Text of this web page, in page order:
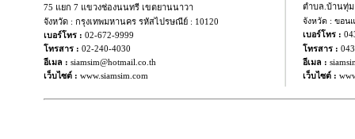
75 แยก 7 แขวงช่องนนทรี เขตยานนาวา
จังหวัด : กรุงเทพมหานคร รหัสไปรษณีย์ : 10120
เบอร์โทร : 02-672-9999
โทรสาร : 02-240-4030
อีเมล : siamsim@hotmail.co.th
เว็บไซต์ : www.siamsim.com
ตำบล.บ้านทุ่
จังหวัด : ขอน
เบอร์โทร :
โทรสาร :
อีเมล :
เว็บไซต์ :